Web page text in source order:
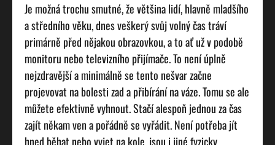
Je možná trochu smutné, že většina lidí, hlavně mladšího
a středního věku, dnes veškerý svůj volný čas tráví
primárně před nějakou obrazovkou, a to ať už v podobě
monitoru nebo televizního přijímače. To není úplně
nejzdravější a minimálně se tento nešvar začne
projevovat na bolesti zad a přibírání na váze. Tomu se ale
můžete efektivně vyhnout. Stačí alespoň jednou za čas
zajít někam ven a pořádně se vyřádit. Není potřeba jít
hned běhat nebo vyjet na kole, jsou i jiné fyzicky